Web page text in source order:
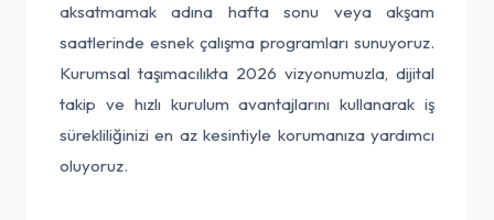
aksatmamak adına hafta sonu veya akşam
saatlerinde esnek çalışma programları sunuyoruz.
Kurumsal taşımacılıkta 2026 vizyonumuzla, dijital
takip ve hızlı kurulum avantajlarını kullanarak iş
sürekliliğinizi en az kesintiyle korumanıza yardımcı
oluyoruz.